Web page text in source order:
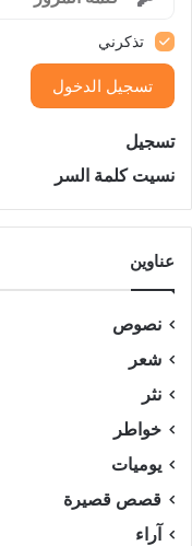
تذكرني
تسجيل الدخول
تسجيل
نسيت كلمة السر
عناوين
نصوص
شعر
نثر
خواطر
يوميات
قصص قصيرة
آراء